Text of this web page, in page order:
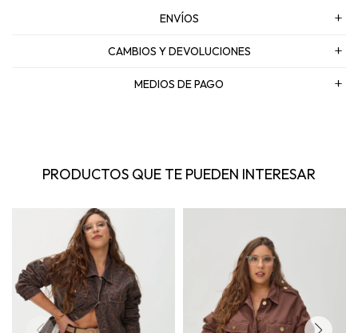
ENVÍOS
CAMBIOS Y DEVOLUCIONES
MEDIOS DE PAGO
PRODUCTOS QUE TE PUEDEN INTERESAR